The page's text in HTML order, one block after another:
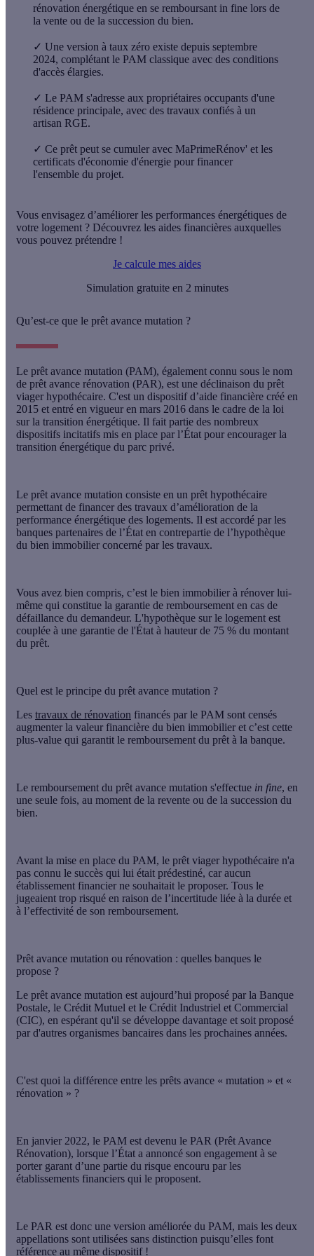
rénovation énergétique en se remboursant in fine lors de
la vente ou de la succession du bien.
✓ Une version à taux zéro existe depuis septembre
2024, complétant le PAM classique avec des conditions
d'accès élargies.
✓ Le PAM s'adresse aux propriétaires occupants d'une
résidence principale, avec des travaux confiés à un
artisan RGE.
✓ Ce prêt peut se cumuler avec MaPrimeRénov' et les
certificats d'économie d'énergie pour financer
l'ensemble du projet.
Vous envisagez d’améliorer les performances énergétiques de
votre logement ? Découvrez les aides financières auxquelles
vous pouvez prétendre !
Je calcule mes aides
Simulation gratuite en 2 minutes
Qu’est-ce que le prêt avance mutation ?
Le prêt avance mutation (PAM), également connu sous le nom
de prêt avance rénovation (PAR), est une déclinaison du prêt
viager hypothécaire. C'est un dispositif d’aide financière créé en
2015 et entré en vigueur en mars 2016 dans le cadre de la loi
sur la transition énergétique. Il fait partie des nombreux
dispositifs incitatifs mis en place par l’État pour encourager la
transition énergétique du parc privé.
Le prêt avance mutation consiste en un prêt hypothécaire
permettant de financer des travaux d’amélioration de la
performance énergétique des logements. Il est accordé par les
banques partenaires de l’État en contrepartie de l’hypothèque
du bien immobilier concerné par les travaux.
Vous avez bien compris, c’est le bien immobilier à rénover lui-
même qui constitue la garantie de remboursement en cas de
défaillance du demandeur. L'hypothèque sur le logement est
couplée à une garantie de l'État à hauteur de 75 % du montant
du prêt.
Quel est le principe du prêt avance mutation ?
Les travaux de rénovation financés par le PAM sont censés
augmenter la valeur financière du bien immobilier et c’est cette
plus-value qui garantit le remboursement du prêt à la banque.
Le remboursement du prêt avance mutation s'effectue in fine, en
une seule fois, au moment de la revente ou de la succession du
bien.
Avant la mise en place du PAM, le prêt viager hypothécaire n'a
pas connu le succès qui lui était prédestiné, car aucun
établissement financier ne souhaitait le proposer. Tous le
jugeaient trop risqué en raison de l’incertitude liée à la durée et
à l’effectivité de son remboursement.
Prêt avance mutation ou rénovation : quelles banques le
propose ?
Le prêt avance mutation est aujourd’hui proposé par la Banque
Postale, le Crédit Mutuel et le Crédit Industriel et Commercial
(CIC), en espérant qu'il se développe davantage et soit proposé
par d'autres organismes bancaires dans les prochaines années.
C'est quoi la différence entre les prêts avance « mutation » et «
rénovation » ?
En janvier 2022, le PAM est devenu le PAR (Prêt Avance
Rénovation), lorsque l’État a annoncé son engagement à se
porter garant d’une partie du risque encouru par les
établissements financiers qui le proposent.
Le PAR est donc une version améliorée du PAM, mais les deux
appellations sont utilisées sans distinction puisqu’elles font
référence au même dispositif !